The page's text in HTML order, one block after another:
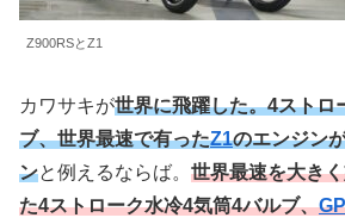
Z900RSとZ1
カワサキが世界に飛躍した。4ストロ
ブ、世界最速で有ったZ1のエンジン
ンと例えるならば。 世界最速を大き
た4ストローク水冷4気筒4バルブ、